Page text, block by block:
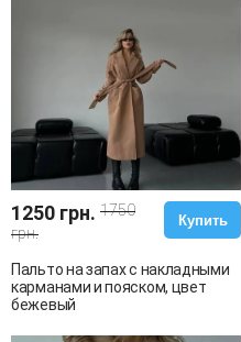
1250 грн. 1750
грн.
Купить
Пальто на запах с накладными
карманами и пояском, цвет
бежевый